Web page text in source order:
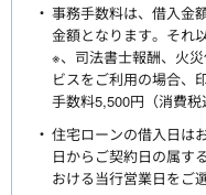
事務手数料は、借入金
金額となります。それ
※、司法書士報酬、火
ビスをご利用の場合、
手数料5,500円（消費税
住宅ローンの借入日は
日からご契約日の属す
おける当行営業日をご